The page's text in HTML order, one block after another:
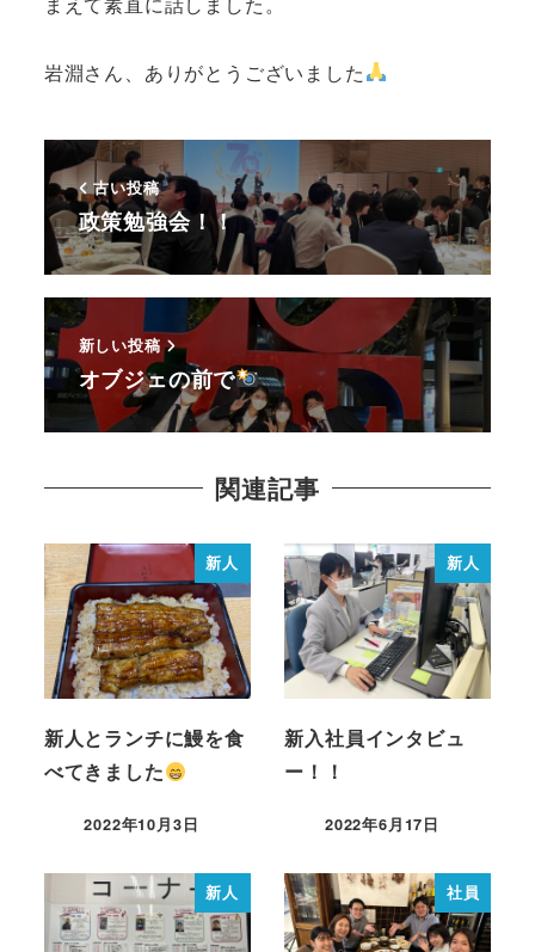
岩淵さん、ありがとうございました
古い投稿
政策勉強会！！
新しい投稿
オブジェの前で
関連記事
新人
新人とランチに鰻を食
べてきました
2022年10月3日
新人
新入社員インタビュ
ー！！
2022年6月17日
新人 社員